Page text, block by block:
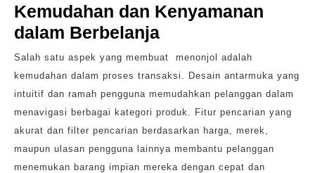
Kemudahan dan Kenyamanan
dalam Berbelanja
Salah satu aspek yang membuat menonjol adalah
kemudahan dalam proses transaksi. Desain antarmuka yang
intuitif dan ramah pengguna memudahkan pelanggan dalam
menavigasi berbagai kategori produk. Fitur pencarian yang
akurat dan filter pencarian berdasarkan harga, merek,
maupun ulasan pengguna lainnya membantu pelanggan
menemukan barang impian mereka dengan cepat dan